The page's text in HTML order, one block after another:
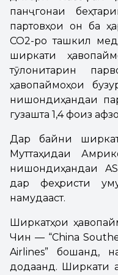
панҷгонаи
партовҳои он ба
CO2-ро ташкил
ширкати
тӯлонитарин
ҳавопаймоҳои
нишондиҳандаи
гузашта 1,4 фоиз
Дар байни
Муттаҳидаи
нишондиҳандаи
дар феҳристи
намудааст.
Ширкатҳои
Чин — “China
Airlines” бошанд,
додаанд. Ширкати